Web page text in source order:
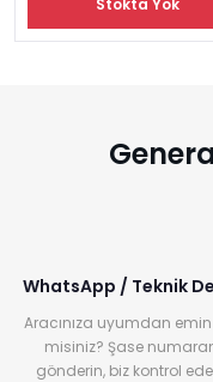
Stokta Yok
WhatsApp / Teknik
Aracınıza uyumdan
misiniz? Şase
gönderin, biz kontrol